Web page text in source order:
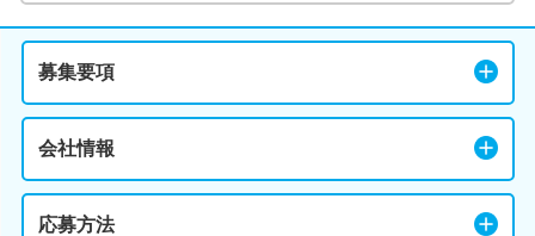
募集要項
会社情報
応募方法